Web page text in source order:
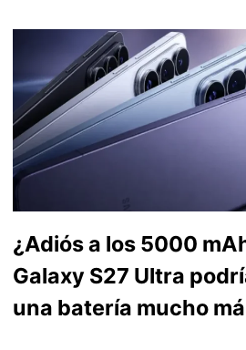
¿Adiós a los 5000
Galaxy S27 Ultra
una batería mucho